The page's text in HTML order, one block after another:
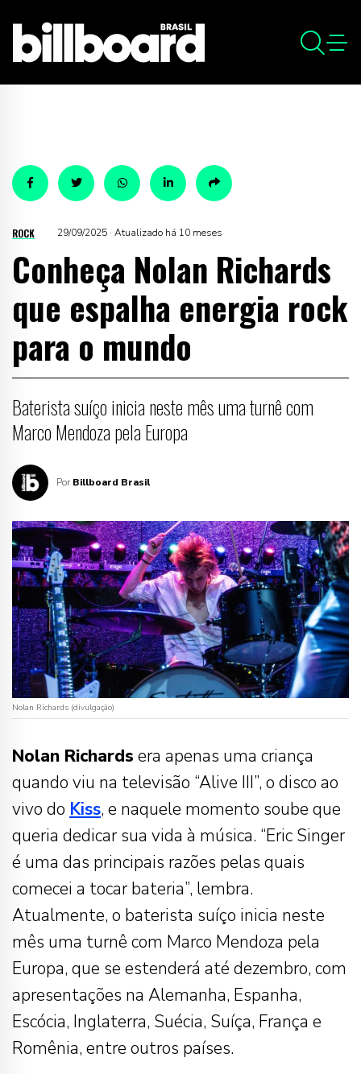
ROCK 29/09/2025 · Atualizado há 10 meses
Conheça Nolan Richards
que espalha energia rock
para o mundo
Baterista suíço inicia neste mês uma turnê com
Marco Mendoza pela Europa
Por Billboard Brasil
Nolan Richards (divulgação)
Nolan Richards era apenas uma criança
quando viu na televisão “Alive III”, o disco ao
vivo do Kiss, e naquele momento soube que
queria dedicar sua vida à música. “Eric Singer
é uma das principais razões pelas quais
comecei a tocar bateria”, lembra.
Atualmente, o baterista suíço inicia neste
mês uma turnê com Marco Mendoza pela
Europa, que se estenderá até dezembro, com
apresentações na Alemanha, Espanha,
Escócia, Inglaterra, Suécia, Suíça, França e
Romênia, entre outros países.